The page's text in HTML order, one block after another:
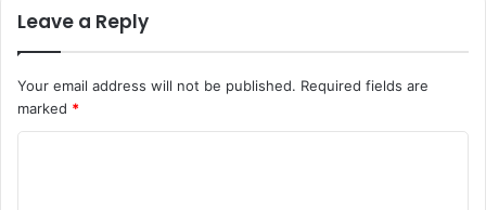
Leave a Reply
Your email address will not be published. Required fields are
marked *